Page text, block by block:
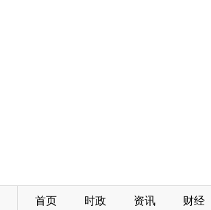
首页 时政 资讯 财经